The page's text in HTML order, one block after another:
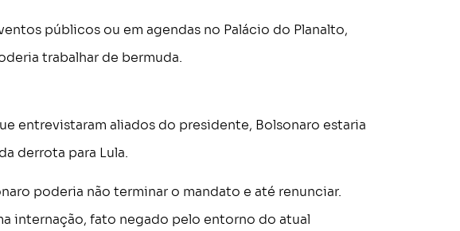
públicos ou em agendas no Palácio do Planalto,
trabalhar de bermuda.
entrevistaram aliados do presidente, Bolsonaro estaria
derrota para Lula.
poderia não terminar o mandato e até renunciar.
internação, fato negado pelo entorno do atual